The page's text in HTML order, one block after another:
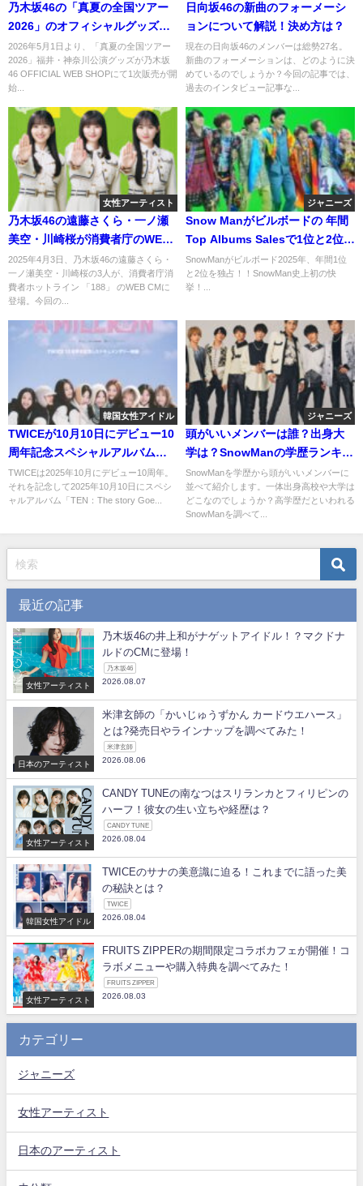
乃木坂46の「真夏の全国ツアー
2026」のオフィシャルグッズが
販売開始！購入方法や購入特典
を調べてみた！
2026年5月1日より、「真夏の全国ツアー
2026」福井・神奈川公演グッズが乃木坂
46 OFFICIAL WEB SHOPにて1次販売が開
始...
日向坂46の新曲のフォーメーシ
ョンについて解説！決め方は？
現在の日向坂46のメンバーは総勢27名。
新曲のフォーメーションは、どのように決
めているのでしょうか？今回の記事では、
過去のインタビュー記事な...
女性アーティスト
乃木坂46の遠藤さくら・一ノ瀬
美空・川崎桜が消費者庁のWEB
CMに出演！どんな内容？
2025年4月3日、乃木坂46の遠藤さくら・
一ノ瀬美空・川崎桜の3人が、消費者庁消
費者ホットライン 「188」 のWEB CMに
登場。今回の...
ジャニーズ
Snow Manがビルボードの 年間
Top Albums Salesで1位と2位を
独占！ファンの反応は？
SnowManがビルボード2025年、年間1位
と2位を独占！！SnowMan史上初の快
挙！...
韓国女性アイドル
TWICEが10月10日にデビュー10
周年記念スペシャルアルバムを
発売！ファンの反応は？
TWICEは2025年10月にデビュー10周年。
それを記念して2025年10月10日にスペシ
ャルアルバム「TEN：The story Goe...
ジャニーズ
頭がいいメンバーは誰？出身大
学は？SnowManの学歴ランキン
グ！
SnowManを学歴から頭がいいメンバーに
並べて紹介します。一体出身高校や大学は
どこなのでしょうか？高学歴だといわれる
SnowManを調べて...
最近の記事
女性アーティスト
乃木坂46の井上和がナゲットアイドル！？マクドナ
ルドのCMに登場！
乃木坂46
2026.08.07
日本のアーティスト
米津玄師の「かいじゅうずかん カードウエハース」
とは?発売日やラインナップを調べてみた！
米津玄師
2026.08.06
女性アーティスト
CANDY TUNEの南なつはスリランカとフィリピンの
ハーフ！彼女の生い立ちや経歴は？
CANDY TUNE
2026.08.04
韓国女性アイドル
TWICEのサナの美意識に迫る！これまでに語った美
の秘訣とは？
TWICE
2026.08.04
女性アーティスト
FRUITS ZIPPERの期間限定コラボカフェが開催！コ
ラボメニューや購入特典を調べてみた！
FRUITS ZIPPER
2026.08.03
カテゴリー
ジャニーズ
女性アーティスト
日本のアーティスト